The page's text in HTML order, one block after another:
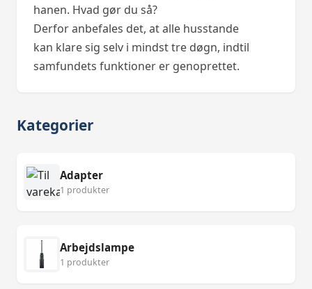
hanen. Hvad gør du så?
Derfor anbefales det, at alle husstande
kan klare sig selv i mindst tre døgn, indtil
samfundets funktioner er genoprettet.
Kategorier
Adapter
1 produkter
Arbejdslampe
1 produkter